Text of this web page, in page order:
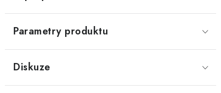
Parametry produktu
Diskuze